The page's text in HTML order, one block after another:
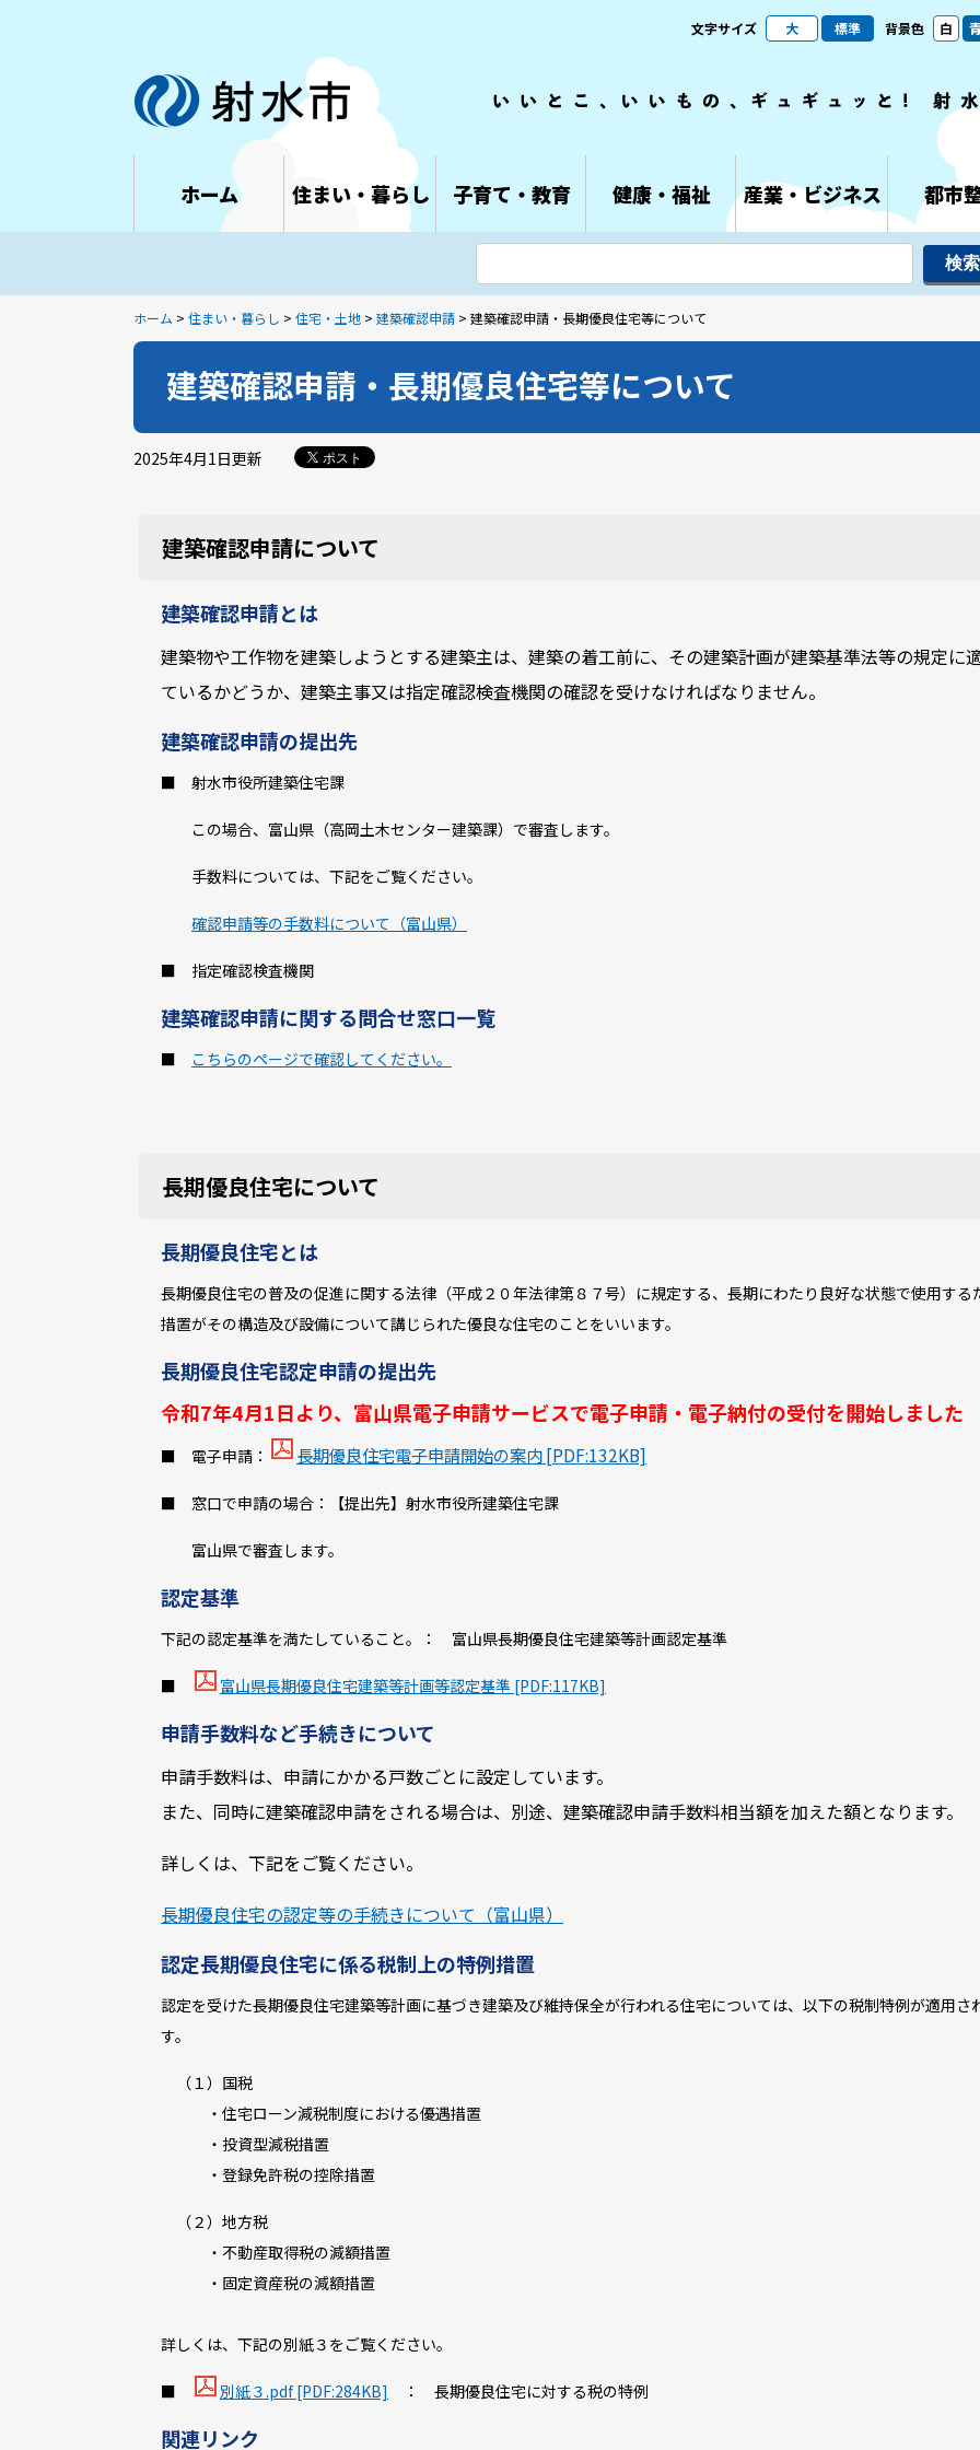
文字サイズ 大 標準 背景色 白
ホーム 住まい・暮らし 子育て・教育 健康・福祉 産業・ビジネス 都市
ホーム > 住まい・暮らし > 住宅・土地 > 建築確認申請 > 建築確認申請・長期優良住宅等について
建築確認申請・長期優良住宅等について
2025年4月1日更新 ポスト
建築確認申請について
建築確認申請とは
建築物や工作物を建築しようとする建築主は、建築の着工前に、その建築計画が建築基準法等の規定に
ているかどうか、建築主事又は指定確認検査機関の確認を受けなければなりません。
建築確認申請の提出先
■ 射水市役所建築住宅課
この場合、富山県（高岡土木センター建築課）で審査します。
手数料については、下記をご覧ください。
確認申請等の手数料について（富山県）
■ 指定確認検査機関
建築確認申請に関する問合せ窓口一覧
■ こちらのページで確認してください。
長期優良住宅について
長期優良住宅とは
長期優良住宅の普及の促進に関する法律（平成２０年法律第８７号）に規定する、長期にわたり良好な状態で使用する
措置がその構造及び設備について講じられた優良な住宅のことをいいます。
長期優良住宅認定申請の提出先
令和7年4月1日より、富山県電子申請サービスで電子申請・電子納付の受付を開始しました
■ 電子申請： 長期優良住宅電子申請開始の案内 [PDF:132KB]
■ 窓口で申請の場合：【提出先】射水市役所建築住宅課
富山県で審査します。
認定基準
下記の認定基準を満たしていること。： 富山県長期優良住宅建築等計画認定基準
■ 富山県長期優良住宅建築等計画等認定基準 [PDF:117KB]
申請手数料など手続きについて
申請手数料は、申請にかかる戸数ごとに設定しています。
また、同時に建築確認申請をされる場合は、別途、建築確認申請手数料相当額を加えた額となります。
詳しくは、下記をご覧ください。
長期優良住宅の認定等の手続きについて（富山県）
認定長期優良住宅に係る税制上の特例措置
認定を受けた長期優良住宅建築等計画に基づき建築及び維持保全が行われる住宅については、以下の税制特例が適用さ
す。
（１）国税
・住宅ローン減税制度における優遇措置
・投資型減税措置
・登録免許税の控除措置
（２）地方税
・不動産取得税の減額措置
・固定資産税の減額措置
詳しくは、下記の別紙３をご覧ください。
■ 別紙３.pdf [PDF:284KB] ： 長期優良住宅に対する税の特例
関連リンク